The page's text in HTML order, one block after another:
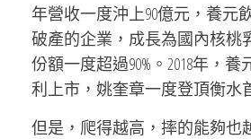
年營收一度沖上90億元，養元
破產的企業，成長為國內核桃
份額一度超過90%。2018年，
利上市，姚奎章一度登頂衡水
但是，爬得越高，摔的能夠也